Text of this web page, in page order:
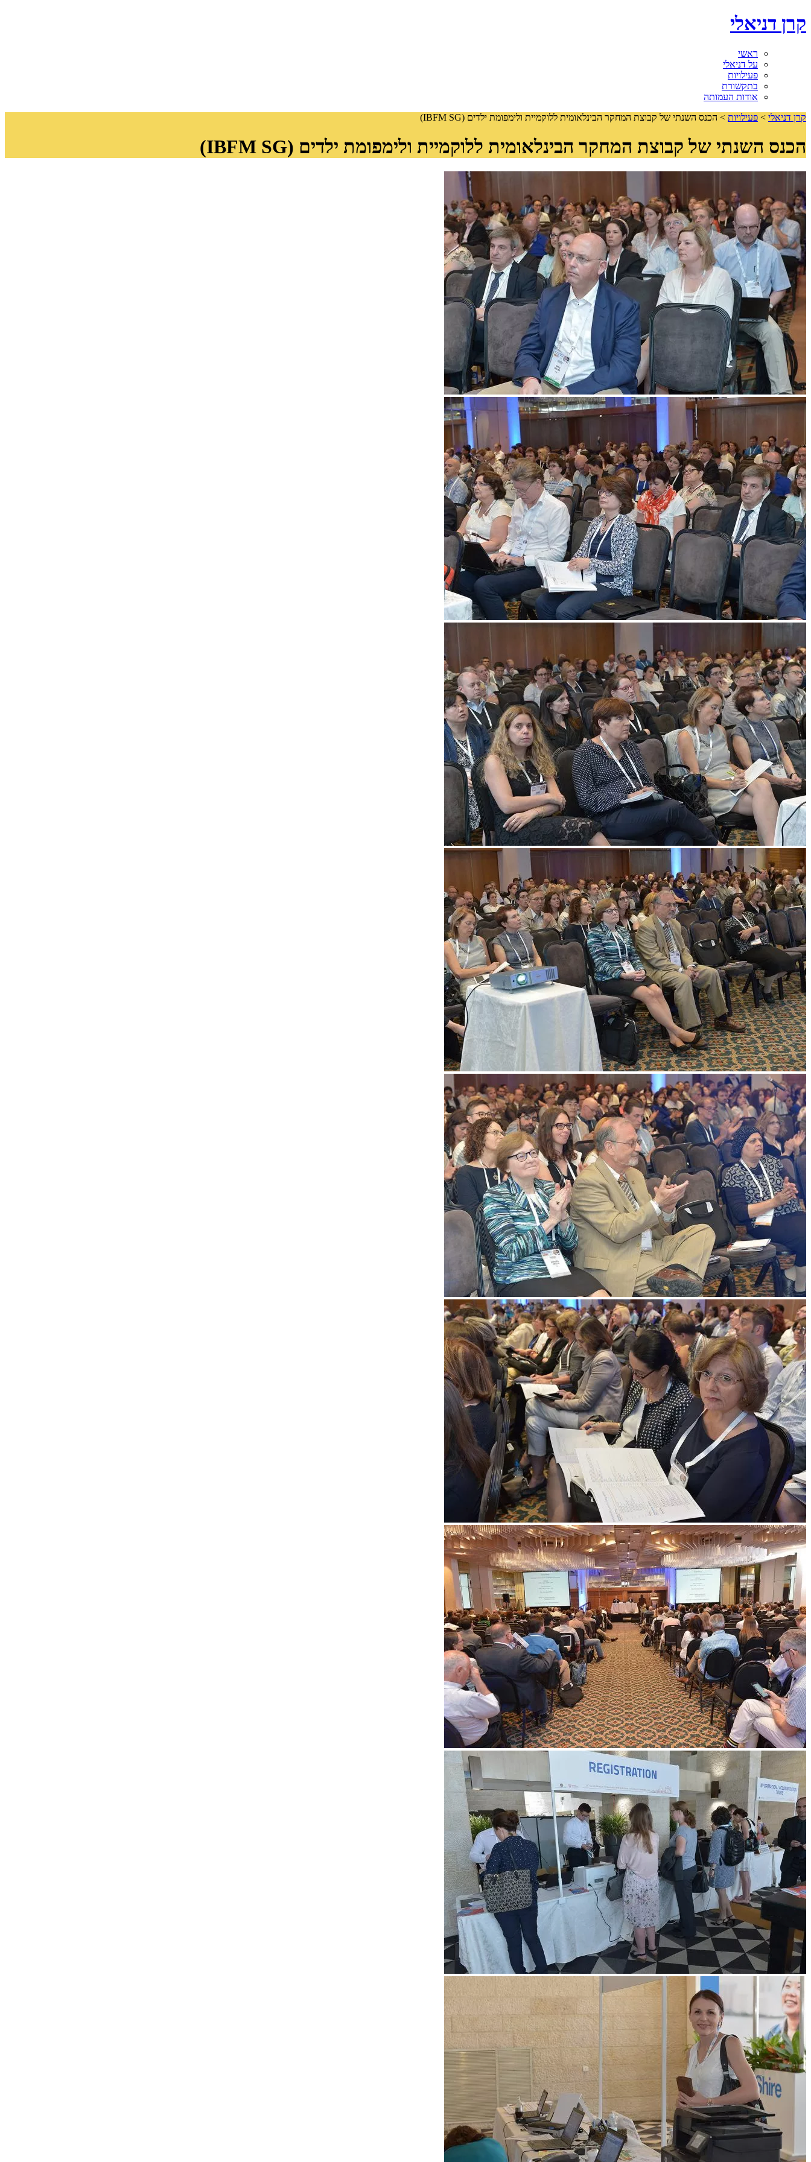
קרן דניאלי
ראשי
על דניאלי
פעילויות
בתקשורת
אודות העמותה
קרן דניאלי > פעילויות > הכנס השנתי של קבוצת המחקר הבינלאומית ללוקמיית ולימפומת ילדים (IBFM SG)
הכנס השנתי של קבוצת המחקר הבינלאומית ללוקמיית ולימפומת ילדים (IBFM SG)